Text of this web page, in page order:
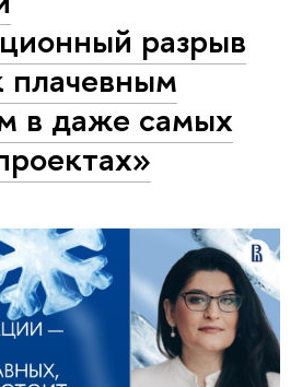
разрыв
плачевным
в даже самых